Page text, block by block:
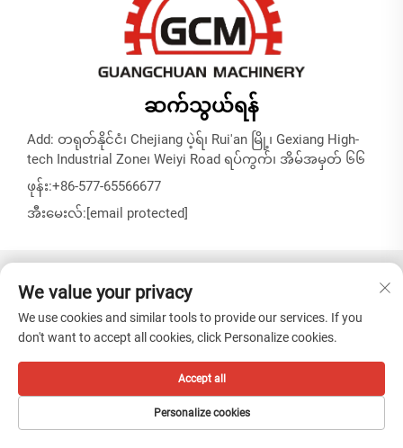
ဆက်သွယ်ရန်
Add: တရုတ်နိုင်ငံ၊ Chejiang ပဲ့ရ်၊ Rui'an မြို့၊ Gexiang High-
tech Industrial Zone၊ Weiyi Road ရပ်ကွက်၊ အိမ်အမှတ် ၆၆
ဖုန်း:+86-577-65566677
အီးမေးလ်:[email protected]
လျှို့ဝှက်မှုမူဝါဒ
We value your privacy
We use cookies and similar tools to provide our services. If you
don't want to accept all cookies, click Personalize cookies.
Personalize cookies
Accept all